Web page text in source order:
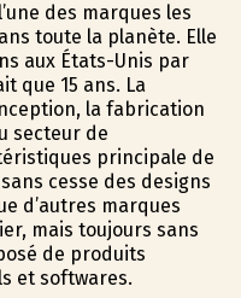
des marques les
toute la planète. Elle
aux États-Unis par
que 15 ans. La
la fabrication
secteur de
principale de
cesse des designs
d’autres marques
mais toujours sans
de produits
et softwares.